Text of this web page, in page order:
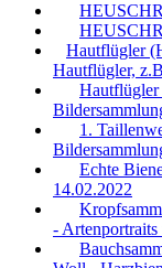
Hautflügler
Hautflügler,
Hautflügler
1.
Echte
14.02.2022
- Artenportraits